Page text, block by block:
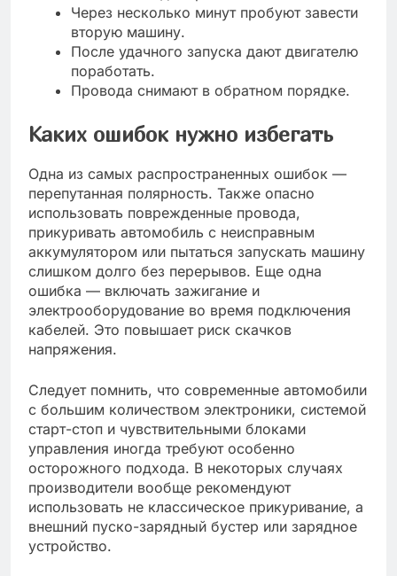
Через несколько минут пробуют завести
вторую машину.
После удачного запуска дают двигателю
поработать.
Провода снимают в обратном порядке.
Каких ошибок нужно избегать
Одна из самых распространенных ошибок —
перепутанная полярность. Также опасно
использовать поврежденные провода,
прикуривать автомобиль с неисправным
аккумулятором или пытаться запускать машину
слишком долго без перерывов. Еще одна
ошибка — включать зажигание и
электрооборудование во время подключения
кабелей. Это повышает риск скачков
напряжения.
Следует помнить, что современные автомобили
с большим количеством электроники, системой
старт-стоп и чувствительными блоками
управления иногда требуют особенно
осторожного подхода. В некоторых случаях
производители вообще рекомендуют
использовать не классическое прикуривание, а
внешний пуско-зарядный бустер или зарядное
устройство.